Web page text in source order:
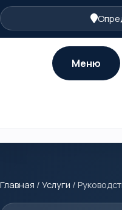
Меню
Главная / Услуги /